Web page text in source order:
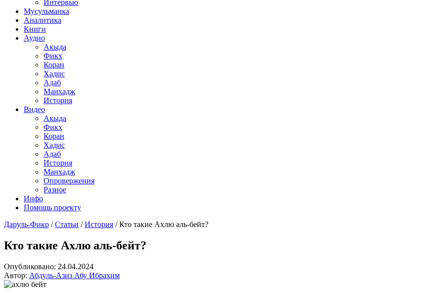
Интервью
Мусульманка
Аналитика
Книги
Аудио
Акыда
Фикх
Коран
Хадис
Адаб
Манхадж
История
Видео
Акыда
Фикх
Коран
Хадис
Адаб
История
Манхадж
Опровержения
Разное
Инфо
Помощь проекту
Даруль-Фикр /Статьи /История /Кто такие Ахлю аль-бейт?
Кто такие Ахлю аль-бейт?
Опубликовано: 24.04.2024
Автор: Абдуль-Азиз Абу Ибрахим